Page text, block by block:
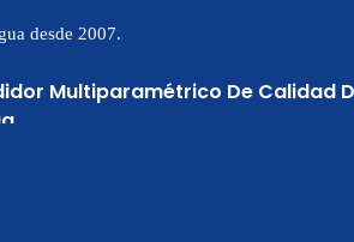
desde 2007.
Multiparamétrico De Calidad